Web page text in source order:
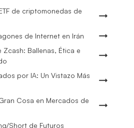
de criptomonedas de
de Internet en Irán
Ballenas, Ética e
por IA: Un Vistazo Más
Cosa en Mercados de
Short de Futuros